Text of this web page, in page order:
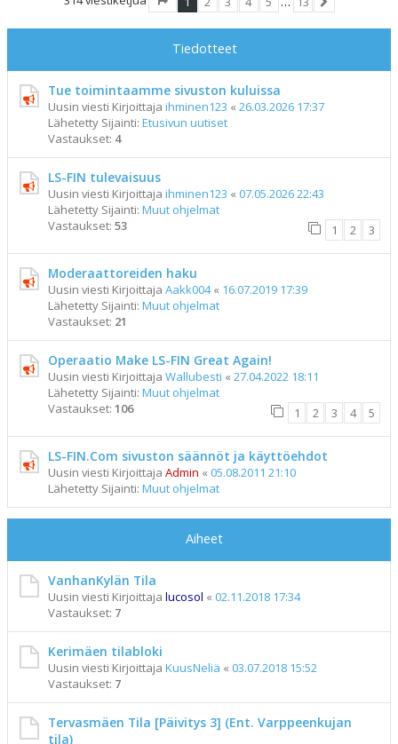
Tiedotteet
Tue toimintaamme sivuston kuluissa
Uusin viesti Kirjoittaja ihminen123 « 26.03.2026 17:37
Lähetetty Sijainti: Etusivun uutiset
Vastaukset: 4
LS-FIN tulevaisuus
Uusin viesti Kirjoittaja ihminen123 « 07.05.2026 22:43
Lähetetty Sijainti: Muut ohjelmat
Vastaukset: 53 1 2 3
Moderaattoreiden haku
Uusin viesti Kirjoittaja Aakk004« 16.07.2019 17:39
Lähetetty Sijainti: Muut ohjelmat
Vastaukset: 21
Operaatio Make LS-FIN Great Again!
Uusin viesti Kirjoittaja Wallubesti « 27.04.2022 18:11
Lähetetty Sijainti: Muut ohjelmat
Vastaukset: 106 1 2 3 4 5
LS-FIN.Com sivuston säännöt ja käyttöehdot
Uusin viesti Kirjoittaja Admin « 05.08.2011 21:10
Lähetetty Sijainti: Muut ohjelmat
Aiheet
VanhanKylän Tila
Uusin viesti Kirjoittaja lucosol « 02.11.2018 17:34
Vastaukset: 7
Kerimäen tilabloki
Uusin viesti Kirjoittaja KuusNeliä « 03.07.2018 15:52
Vastaukset: 7
Tervasmäen Tila [Päivitys 3] (Ent. Varppeenkujan
tila)